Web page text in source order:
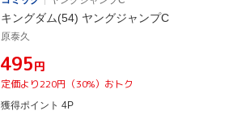
キングダム(54) ヤングジャンプC
原泰久
¥495円
定価より220円（30%）おトク
獲得ポイント 4P